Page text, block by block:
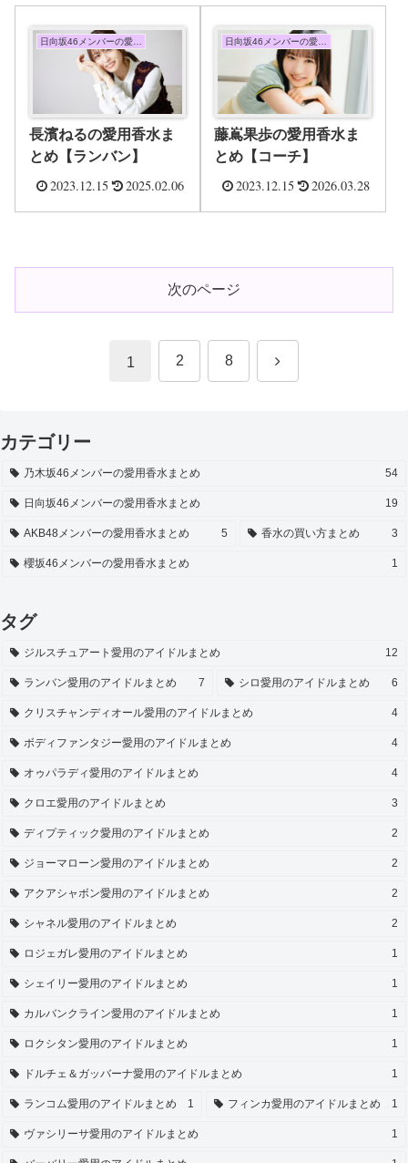
日向坂46メンバーの愛用香水まとめ
長濱ねるの愛用香水ま
とめ【ランバン】
2023.12.15 2025.02.06
藤嶌果歩の愛用香水ま
とめ【コーチ】
2023.12.15 2026.03.28
次のページ
1 2 8 次
カテゴリー
乃木坂46メンバーの愛用香水まとめ 54
日向坂46メンバーの愛用香水まとめ 19
AKB48メンバーの愛用香水まとめ 5 香水の買い方まとめ 3
櫻坂46メンバーの愛用香水まとめ 1
タグ
ジルスチュアート愛用のアイドルまとめ 12
ランバン愛用のアイドルまとめ 7 シロ愛用のアイドルまとめ 6
クリスチャンディオール愛用のアイドルまとめ 4
ボディファンタジー愛用のアイドルまとめ 4
オゥパラディ愛用のアイドルまとめ 4
クロエ愛用のアイドルまとめ 3
ディプティック愛用のアイドルまとめ 2
ジョーマローン愛用のアイドルまとめ 2
アクアシャボン愛用のアイドルまとめ 2
シャネル愛用のアイドルまとめ 2
ロジェガレ愛用のアイドルまとめ 1
シェイリー愛用のアイドルまとめ 1
カルバンクライン愛用のアイドルまとめ 1
ロクシタン愛用のアイドルまとめ 1
ドルチェ＆ガッバーナ愛用のアイドルまとめ 1
ランコム愛用のアイドルまとめ 1 フィンカ愛用のアイドルまとめ 1
ヴァシリーサ愛用のアイドルまとめ 1